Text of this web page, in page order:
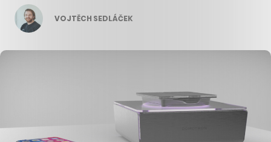
VOJTĚCH SEDLÁČEK